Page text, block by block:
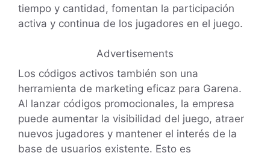
tiempo y cantidad, fomentan la participación
activa y continua de los jugadores en el juego.
Advertisements
Los códigos activos también son una
herramienta de marketing eficaz para Garena.
Al lanzar códigos promocionales, la empresa
puede aumentar la visibilidad del juego, atraer
nuevos jugadores y mantener el interés de la
base de usuarios existente. Esto es